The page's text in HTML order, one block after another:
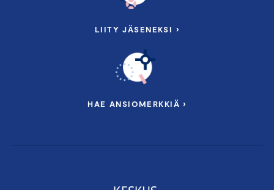
LIITY JÄSENEKSI ›
HAE ANSIOMERKKIÄ ›